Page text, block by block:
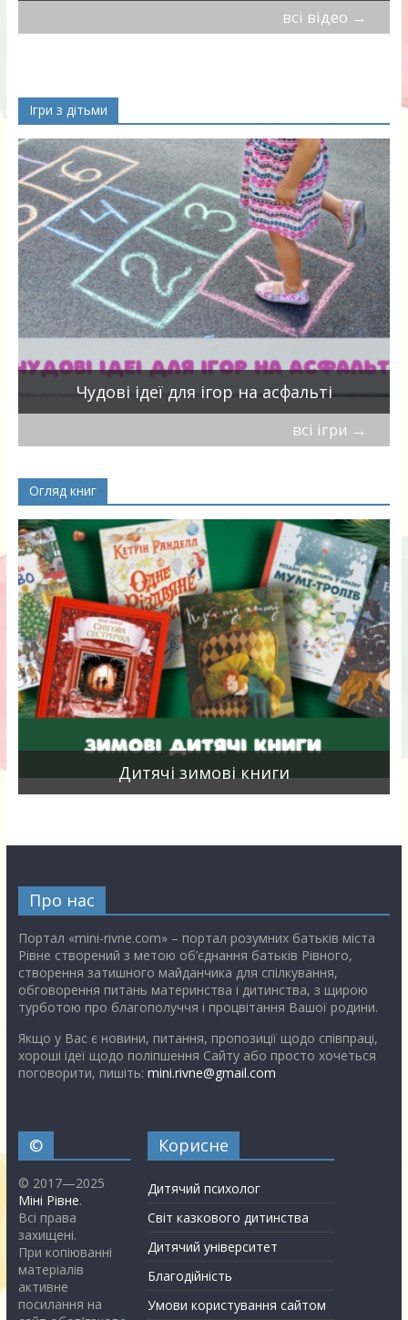
всі відео →
Ігри з дітьми
Чудові ідеї для ігор на асфальті
всі ігри →
Огляд книг
Дитячі зимові книги
Про нас
Портал «mini-rivne.com» – портал розумних батьків міста
Рівне створений з метою об’єднання батьків Рівного,
створення затишного майданчика для спілкування,
обговорення питань материнства і дитинства, з щирою
турботою про благополуччя і процвітання Вашої родини.
Якщо у Вас є новини, питання, пропозиції щодо співпраці,
хороші ідеї щодо поліпшення Сайту або просто хочеться
поговорити, пишіть: mini.rivne@gmail.com
©
© 2017—2025
Міні Рівне.
Всі права
захищені.
При копіюванні
матеріалів
активне
посилання на
Корисне
Дитячий психолог
Світ казкового дитинства
Дитячий університет
Благодійність
Умови користування сайтом